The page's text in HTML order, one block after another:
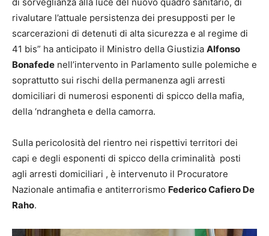
di sorveglianza alla luce del nuovo quadro sanitario, di
rivalutare l’attuale persistenza dei presupposti per le
scarcerazioni di detenuti di alta sicurezza e al regime di
41 bis” ha anticipato il Ministro della Giustizia Alfonso
Bonafede nell’intervento in Parlamento sulle polemiche e
soprattutto sui rischi della permanenza agli arresti
domiciliari di numerosi esponenti di spicco della mafia,
della ‘ndrangheta e della camorra.
Sulla pericolosità del rientro nei rispettivi territori dei
capi e degli esponenti di spicco della criminalità posti
agli arresti domiciliari , è intervenuto il Procuratore
Nazionale antimafia e antiterrorismo Federico Cafiero De
Raho.